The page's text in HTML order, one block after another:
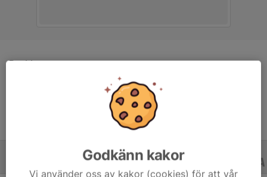
Position
-
13 år
ALLA ÅR
Godkänn kakor
Vi använder oss av kakor (cookies) för att vår